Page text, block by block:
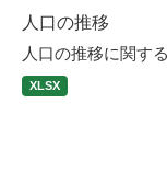
人口の推移
人口の推移に関す
XLSX